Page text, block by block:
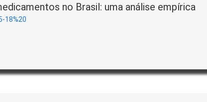
no Brasil: uma análise empírica
18%20